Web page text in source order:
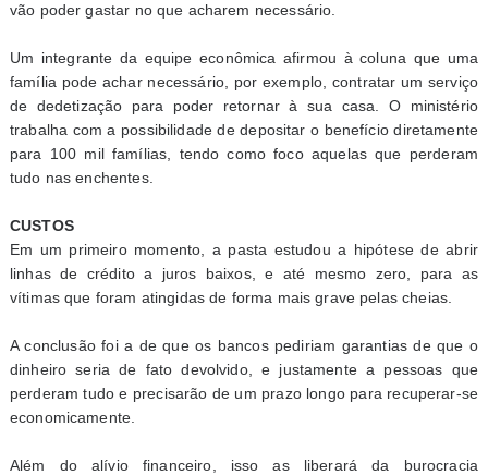
vão poder gastar no que acharem necessário.
Um integrante da equipe econômica afirmou à coluna que uma
família pode achar necessário, por exemplo, contratar um serviço
de dedetização para poder retornar à sua casa. O ministério
trabalha com a possibilidade de depositar o benefício diretamente
para 100 mil famílias, tendo como foco aquelas que perderam
tudo nas enchentes.
CUSTOS
Em um primeiro momento, a pasta estudou a hipótese de abrir
linhas de crédito a juros baixos, e até mesmo zero, para as
vítimas que foram atingidas de forma mais grave pelas cheias.
A conclusão foi a de que os bancos pediriam garantias de que o
dinheiro seria de fato devolvido, e justamente a pessoas que
perderam tudo e precisarão de um prazo longo para recuperar-se
economicamente.
Além do alívio financeiro, isso as liberará da burocracia